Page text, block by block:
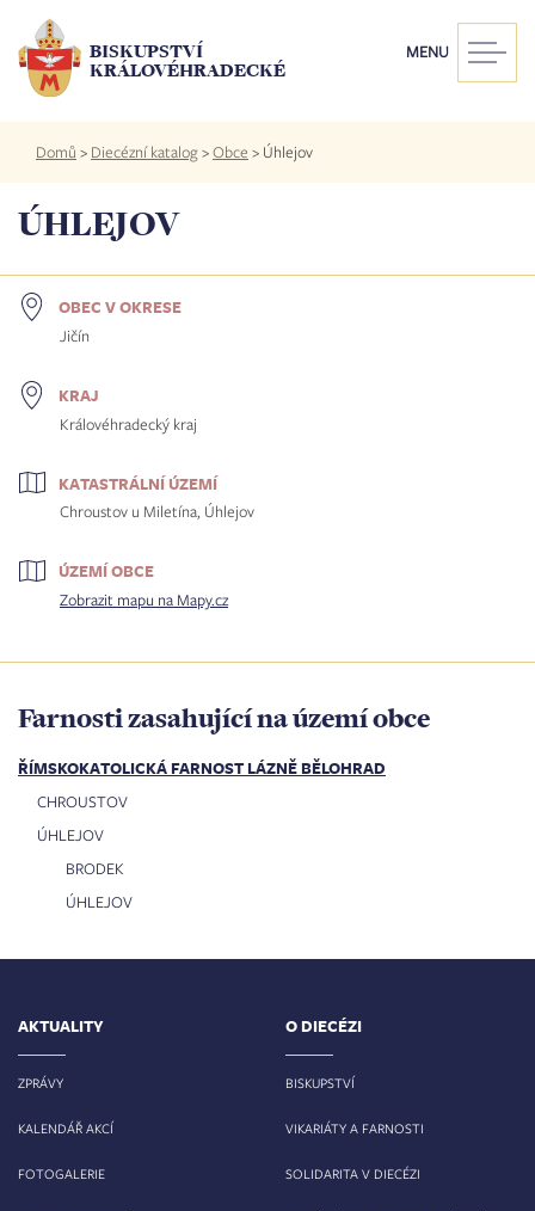
hlavnímu
obsahu
BISKUPSTVÍ
KRÁLOVÉHRADECKÉ
MENU
Drobečková
navigace
Domů > Diecézní katalog>Obce > Úhlejov
ÚHLEJOV
OBEC V OKRESE
Jičín
KRAJ
Královéhradecký kraj
KATASTRÁLNÍ ÚZEMÍ
Chroustov u Miletína, Úhlejov
ÚZEMÍ OBCE
Zobrazit mapu na Mapy.cz
Farnosti zasahující na území obce
ŘÍMSKOKATOLICKÁ FARNOST LÁZNĚ BĚLOHRAD
CHROUSTOV
ÚHLEJOV
BRODEK
ÚHLEJOV
AKTUALITY
ZPRÁVY
KALENDÁŘ AKCÍ
FOTOGALERIE
O DIECÉZI
BISKUPSTVÍ
VIKARIÁTY A FARNOSTI
SOLIDARITA V DIECÉZI